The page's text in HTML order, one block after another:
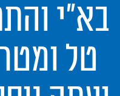
בא"י
טל